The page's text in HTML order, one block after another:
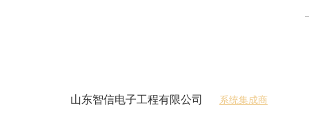
山东智信电子工程有限公司 系统集成商